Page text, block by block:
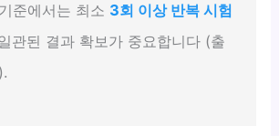
준에서는 최소 3회 이상 반복 시험
관된 결과 확보가 중요합니다 (출